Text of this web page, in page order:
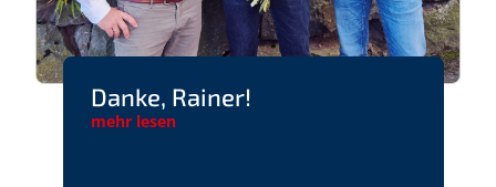
Danke, Rainer!
mehr lesen